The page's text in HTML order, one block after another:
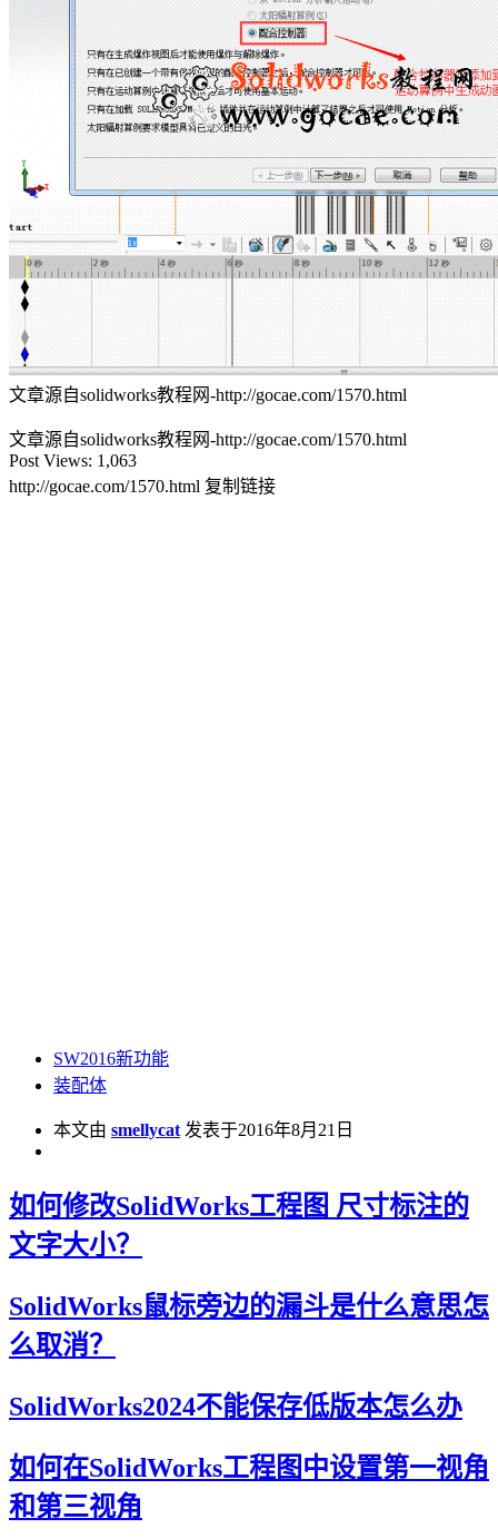
文章源自solidworks教程网-http://gocae.com/1570.html
文章源自solidworks教程网-http://gocae.com/1570.html
Post Views: 1,063
http://gocae.com/1570.html 复制链接
SW2016新功能
装配体
本文由 smellycat 发表于2016年8月21日
如何修改SolidWorks工程图 尺寸标注的
文字大小？
SolidWorks鼠标旁边的漏斗是什么意思怎
么取消？
SolidWorks2024不能保存低版本怎么办
如何在SolidWorks工程图中设置第一视角
和第三视角